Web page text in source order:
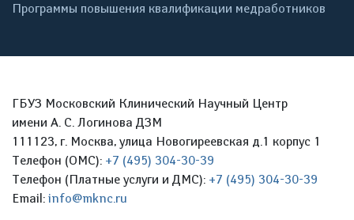
Программы повышения квалификации медработников
ГБУЗ Московский Клинический Научный Центр
имени А. С. Логинова ДЗМ
111123, г. Москва, улица Новогиреевская д.1 корпус 1
Телефон (ОМС): +7 (495) 304-30-39
Телефон (Платные услуги и ДМС): +7 (495) 304-30-39
Email: info@mknc.ru